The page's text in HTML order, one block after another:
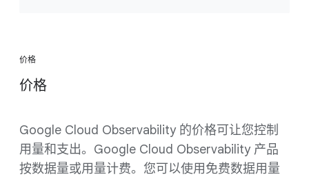
价格
价格
Google Cloud Observability 的价格可让您控制
用量和支出。Google Cloud Observability 产品
按数据量或用量计费。您可以使用免费数据用量